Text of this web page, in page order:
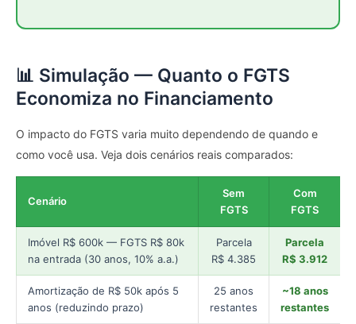
📊 Simulação — Quanto o FGTS
Economiza no Financiamento
O impacto do FGTS varia muito dependendo de quando e
como você usa. Veja dois cenários reais comparados:
Cenário
Sem
FGTS
Com
FGTS
Imóvel R$ 600k — FGTS R$ 80k
na entrada (30 anos, 10% a.a.)
Parcela
R$ 4.385
Parcela
R$ 3.912
Amortização de R$ 50k após 5
anos (reduzindo prazo)
25 anos
restantes
~18 anos
restantes